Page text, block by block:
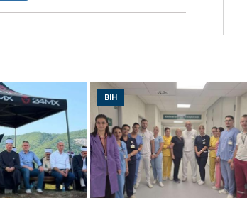
BIH